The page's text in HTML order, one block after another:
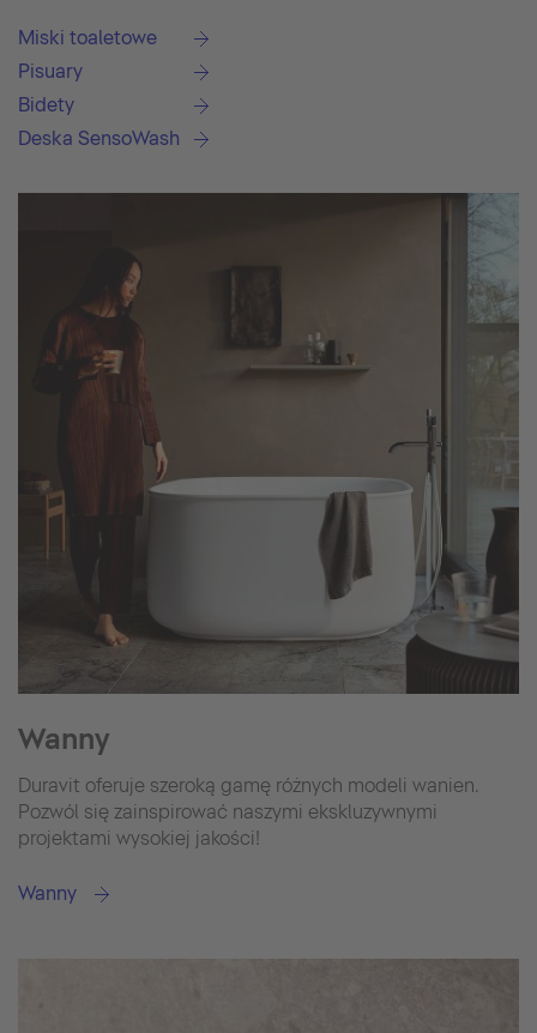
Miski toaletowe
Pisuary
Bidety
Deska SensoWash
Wanny
Duravit oferuje szeroką gamę różnych modeli wanien.
Pozwól się zainspirować naszymi ekskluzywnymi
projektami wysokiej jakości!
Wanny